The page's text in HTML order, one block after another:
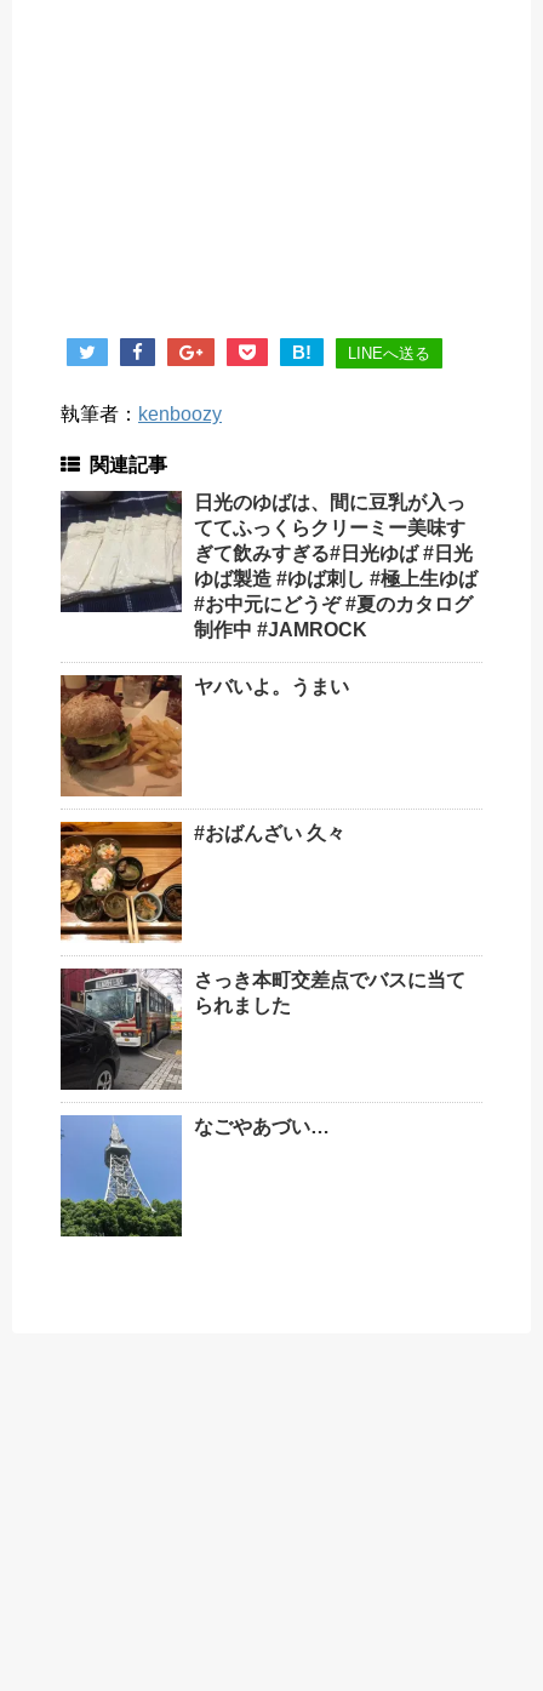
B! LINEへ送る
執筆者： kenboozy
関連記事
日光のゆばは、間に豆乳が入っ
ててふっくらクリーミー美味す
ぎて飲みすぎる#日光ゆば #日光
ゆば製造 #ゆば刺し #極上生ゆば
#お中元にどうぞ #夏のカタログ
制作中 #JAMROCK
ヤバいよ。うまい
#おばんざい 久々
さっき本町交差点でバスに当て
られました️
なごやあづい…